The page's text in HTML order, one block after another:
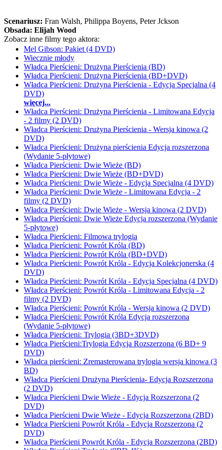
Scenariusz: Fran Walsh, Philippa Boyens, Peter Jckson
Obsada: Elijah Wood
Zobacz inne filmy tego aktora:
Mel Gibson: Pakiet (4 DVD)
Wiecznie młody
Władca Pierścieni: Drużyna Pierścienia (BD)
Władca Pierścieni: Drużyna Pierścienia (BD+DVD)
Władca Pierścieni: Drużyna Pierścienia - Edycja Specjalna (4
DVD)
więcej...
Władca Pierścieni: Drużyna Pierścienia - Limitowana Edycja
- 2 filmy (2 DVD)
Władca Pierścieni: Drużyna Pierścienia - Wersja kinowa (2
DVD)
Władca Pierścieni: Drużyna pierścienia Edycja rozszerzona
(Wydanie 5-płytowe)
Władca Pierścieni: Dwie Wieże (BD)
Władca Pierścieni: Dwie Wieże (BD+DVD)
Władca Pierścieni: Dwie Wieże - Edycja Specjalna (4 DVD)
Władca Pierścieni: Dwie Wieże - Limitowana Edycja - 2
filmy (2 DVD)
Władca Pierścieni: Dwie Wieże - Wersja kinowa (2 DVD)
Władca Pierścieni: Dwie Wieże Edycja rozszerzona (Wydanie
5-płytowe)
Władca Pierścieni: Filmowa trylogia
Władca Pierścieni: Powrót Króla (BD)
Władca Pierścieni: Powrót Króla (BD+DVD)
Władca Pierścieni: Powrót Króla - Edycja Kolekcjonerska (4
DVD)
Władca Pierścieni: Powrót Króla - Edycja Specjalna (4 DVD)
Władca Pierścieni: Powrót Króla - Limitowana Edycja - 2
filmy (2 DVD)
Władca Pierścieni: Powrót Króla - Wersja kinowa (2 DVD)
Władca Pierścieni: Powrót Króla Edycja rozszerzona
(Wydanie 5-płytowe)
Władca Pierścieni: Trylogia (3BD+3DVD)
Władca Pierścieni:Trylogia Edycja Rozszerzona (6 BD+ 9
DVD)
Władca pierścieni: Zremasterowana trylogia wersja kinowa (3
BD)
Władca Pierścieni Drużyna Pierścienia- Edycja Rozszerzona
(2 DVD)
Władca Pierścieni Dwie Wieże - Edycja Rozszerzona (2
DVD)
Władca Pierścieni Dwie Wieże - Edycja Rozszerzona (2BD)
Władca Pierścieni Powrót Króla - Edycja Rozszerzona (2
DVD)
Władca Pierścieni Powrót Króla - Edycja Rozszerzona (2BD)